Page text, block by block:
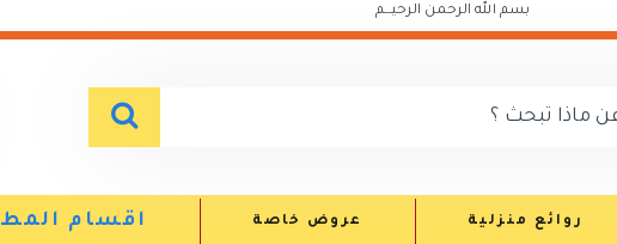
بسم الله الرحمن الرحيـــم
روائع منزلية عروض خاصة اقسام